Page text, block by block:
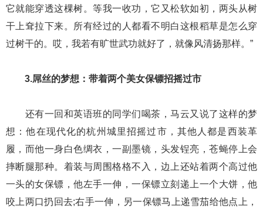
它就能穿透这棵树。等我一收功，它又松软如初，两头从树
干上耷拉下来。所有经过的人都看不明白这根稻草是怎么穿
过树干的。哎，我若有旷世武功就好了，就像风清扬那样。”
3.屌丝的梦想：带着两个美女保镖招摇过市
还有一回和英语班的同学们喝茶，马云又说了这样的梦
想：他在现代化的杭州城里招摇过市，其他人都是西装革
履，而他一身白色绸衣，一副墨镜，头发锃亮，苍蝇停上会
摔断腿那种。着装与周围格格不入，边上还站着两个高过他
一头的女保镖，他左手一伸，一保镖立刻递上一个大饼，他
咬上两口扔回去;右手一伸，另一保镖马上递雪茄给他点上，